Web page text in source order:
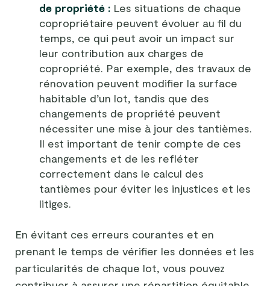
de propriété : Les situations de chaque
copropriétaire peuvent évoluer au fil du
temps, ce qui peut avoir un impact sur
leur contribution aux charges de
copropriété. Par exemple, des travaux de
rénovation peuvent modifier la surface
habitable d’un lot, tandis que des
changements de propriété peuvent
nécessiter une mise à jour des tantièmes.
Il est important de tenir compte de ces
changements et de les refléter
correctement dans le calcul des
tantièmes pour éviter les injustices et les
litiges.
En évitant ces erreurs courantes et en
prenant le temps de vérifier les données et les
particularités de chaque lot, vous pouvez